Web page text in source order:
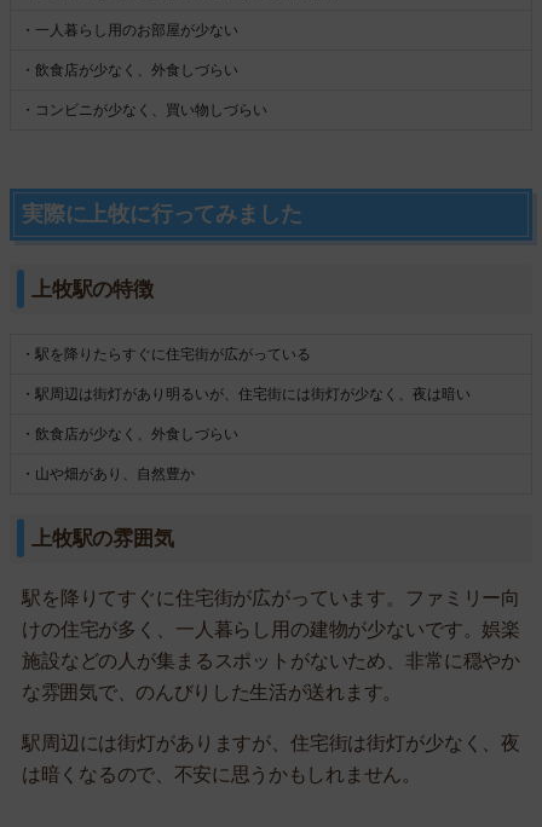
・一人暮らし用のお部屋が少ない
・飲食店が少なく、外食しづらい
・コンビニが少なく、買い物しづらい
実際に上牧に行ってみました
上牧駅の特徴
・駅を降りたらすぐに住宅街が広がっている
・駅周辺は街灯があり明るいが、住宅街には街灯が少なく、夜は暗い
・飲食店が少なく、外食しづらい
・山や畑があり、自然豊か
上牧駅の雰囲気
駅を降りてすぐに住宅街が広がっています。ファミリー向
けの住宅が多く、一人暮らし用の建物が少ないです。娯楽
施設などの人が集まるスポットがないため、非常に穏やか
な雰囲気で、のんびりした生活が送れます。
駅周辺には街灯がありますが、住宅街は街灯が少なく、夜
は暗くなるので、不安に思うかもしれません。